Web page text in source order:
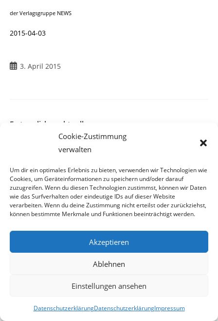
Cookie-Zustimmung
verwalten
Um dir ein optimales Erlebnis zu bieten, verwenden wir Technologien wie
Cookies, um Geräteinformationen zu speichern und/oder darauf
zuzugreifen. Wenn du diesen Technologien zustimmst, können wir Daten
wie das Surfverhalten oder eindeutige IDs auf dieser Website
verarbeiten. Wenn du deine Zustimmung nicht erteilst oder zurückziehst,
können bestimmte Merkmale und Funktionen beeinträchtigt werden.
Akzeptieren
Ablehnen
Einstellungen ansehen
DatenschutzerklärungDatenschutzerklärungImpressum
der Verlagsgruppe NEWS
2015-04-03
3. April 2015
Erstaunliches aktuell:
Lipizzanerheimat
Bei Wien Energie haperts scheinbar mit der Kontrolle
Dieselkino Oberwart eröffnet neuen Premium-Kinosaal
FPÖ – Schnedlitz: „Bablers Eingriffe in die Privatsphäre gehen zu weit
– den Staat geht es nichts an, wer zuhause auf YouPorn & Co surft!“
Zurzeit sind gefakte A1-Rechnungen online unterwegs
Salzburgs Juden und ihre Sicherheit: „Erst nach einem Anschlag wäre
Biologisches Wunder in Ceuta